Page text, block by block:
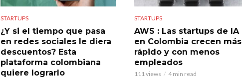
STARTUPS
¿Y si el tiempo que pasa
en redes sociales le diera
descuentos? Esta
plataforma colombiana
quiere lograrlo
STARTUPS
AWS : Las startups de IA
en Colombia crecen más
rápido y con menos
empleados
111 views 4 min read